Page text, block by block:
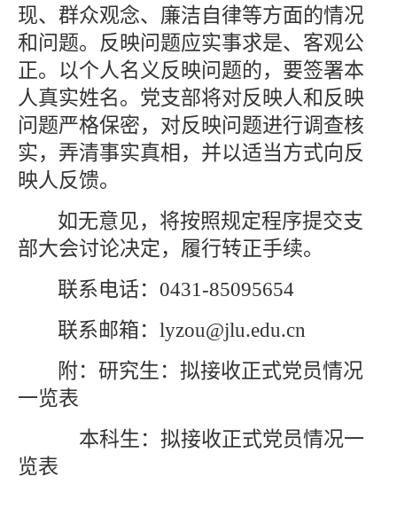
现、群众观念、廉洁自律等方面的情况
和问题。反映问题应实事求是、客观公
正。以个人名义反映问题的，要签署本
人真实姓名。党支部将对反映人和反映
问题严格保密，对反映问题进行调查核
实，弄清事实真相，并以适当方式向反
映人反馈。
如无意见，将按照规定程序提交支
部大会讨论决定，履行转正手续。
联系电话： 0431-85095654
联系邮箱：lyzou@jlu.edu.cn
附：研究生：拟接收正式党员情况
一览表
本科生：拟接收正式党员情况一
览表